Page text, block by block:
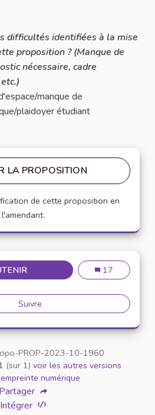
difficultés identifiées à la mise
proposition ? (Manque de
nécessaire, cadre
manque de
plaidoyer étudiant
secteur : Bien-être étudiant
LA PROPOSITION
de cette proposition en
l'amendant.
DÉVELOPPEMENT D'UN
17
Suivre Développement d'un
PROP-2023-10-1960
(sur 1) voir les autres versions
numérique
Partager
Intégrer